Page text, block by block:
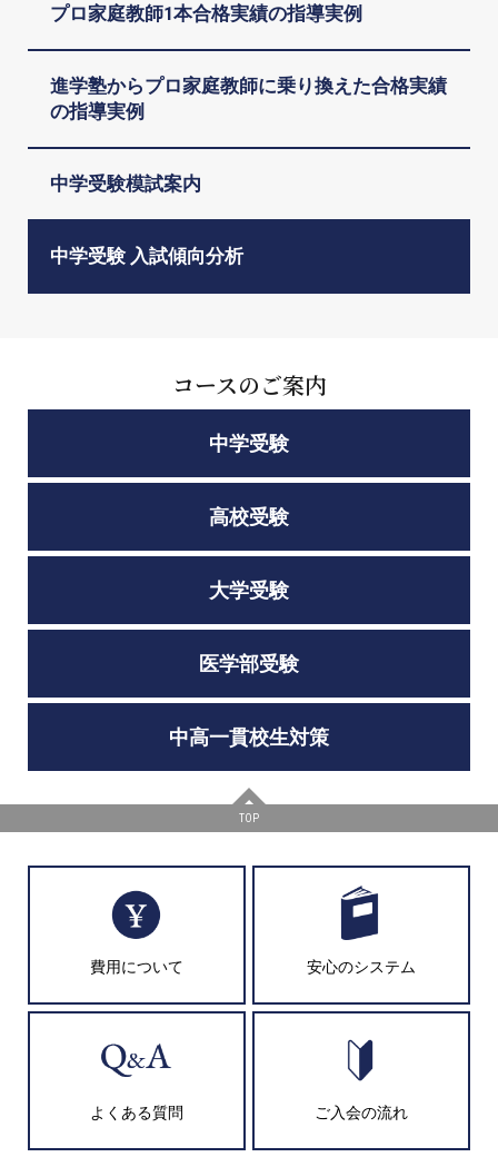
プロ家庭教師1本合格実績の指導実例
進学塾からプロ家庭教師に乗り換えた合格実績
の指導実例
中学受験模試案内
中学受験 入試傾向分析
コースのご案内
中学受験
高校受験
大学受験
医学部受験
中高一貫校生対策
TOP
費用について 安心のシステム
よくある質問 ご入会の流れ